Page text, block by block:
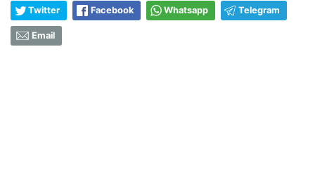
Twitter Facebook Whatsapp Telegram
Email